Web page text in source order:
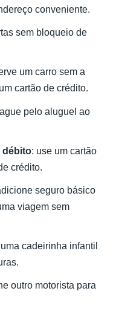
conveniente.
sem bloqueio de
um carro sem a
cartão de crédito.
pelo aluguel ao
débito: use um cartão
crédito.
seguro básico
viagem sem
cadeirinha infantil
outro motorista para